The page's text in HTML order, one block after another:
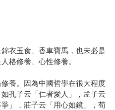
衣玉食、香車寶馬，也未必是
格修養、心性修養。
養。因為中國哲學在很大程度
孔子云「仁者愛人」，孟子云
」，莊子云「用心如鏡」，荀